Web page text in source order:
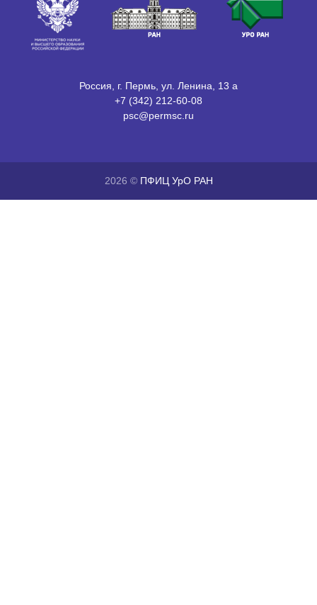
Россия, г. Пермь, ул. Ленина, 13 а
+7 (342) 212-60-08
psc@permsc.ru
2026 © ПФИЦ УрО РАН